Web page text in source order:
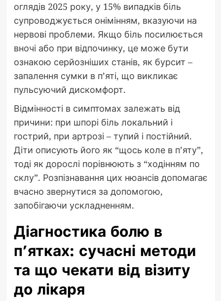
оглядів 2025 року, у 15% випадків біль
супроводжується онімінням, вказуючи на
нервові проблеми. Якщо біль посилюється
вночі або при відпочинку, це може бути
ознакою серйозніших станів, як бурсит –
запалення сумки в п’яті, що викликає
пульсуючий дискомфорт.
Відмінності в симптомах залежать від
причини: при шпорі біль локальний і
гострий, при артрозі – тупий і постійний.
Діти описують його як “щось коле в п’яту”,
тоді як дорослі порівнюють з “ходінням по
склу”. Розпізнавання цих нюансів допомагає
вчасно звернутися за допомогою,
запобігаючи ускладненням.
Діагностика болю в
п’ятках: сучасні методи
та що чекати від візиту
до лікаря